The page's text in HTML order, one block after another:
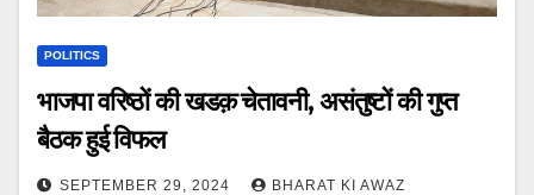
POLITICS
भाजपा वरिष्ठों की खडक़ चेतावनी, असंतुष्टों की गुप्त
बैठक हुई विफल
SEPTEMBER 29, 2024 BHARAT KI AWAZ